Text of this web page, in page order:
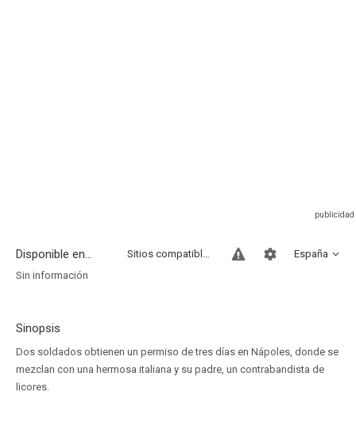
Disponible en... España
Sitios compatibles
Sin información
Sinopsis
Dos soldados obtienen un permiso de tres días en Nápoles, donde se
mezclan con una hermosa italiana y su padre, un contrabandista de
licores.